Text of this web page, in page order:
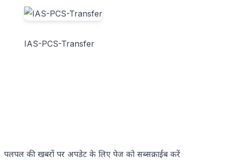
IAS-PCS-Transfer
पलपल की खबरों पर अपडेट के लिए पेज को सब्सक्राईब करें